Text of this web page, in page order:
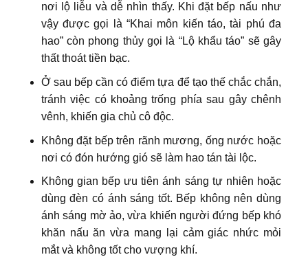
nơi lộ liễu và dễ nhìn thấy. Khi đặt bếp nấu như
vậy được gọi là “Khai môn kiến táo, tài phú đa
hao” còn phong thủy gọi là “Lộ khẩu táo” sẽ gây
thất thoát tiền bạc.
Ở sau bếp cần có điểm tựa để tạo thế chắc chắn,
tránh việc có khoảng trống phía sau gây chênh
vênh, khiến gia chủ cô độc.
Không đặt bếp trên rãnh mương, ống nước hoặc
nơi có đón hướng gió sẽ làm hao tán tài lộc.
Không gian bếp ưu tiên ánh sáng tự nhiên hoặc
dùng đèn có ánh sáng tốt. Bếp không nên dùng
ánh sáng mờ ảo, vừa khiến người đứng bếp khó
khăn nấu ăn vừa mang lại cảm giác nhức mỏi
mắt và không tốt cho vượng khí.